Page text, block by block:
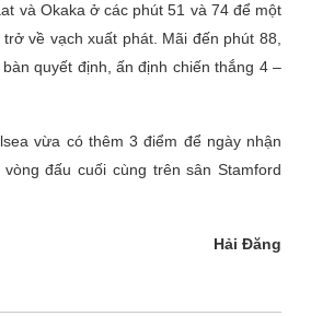
và Okaka ở các phút 51 và 74 để một
về vạch xuất phát. Mãi đến phút 88,
quyết định, ấn định chiến thắng 4 –
vừa có thêm 3 điểm để ngày nhận
đấu cuối cùng trên sân Stamford
Hải Đăng